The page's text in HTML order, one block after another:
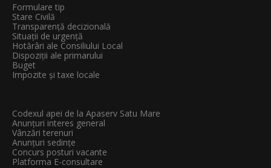
Formulare tip
Stare Civilă
Transparenţă decizională
Situații de urgență
Hotărâri ale Consiliului Local
Dispoziții ale primarului
Buget
Impozite și taxe locale
Codexul apei de la Apaserv Satu Mare
Anunțuri interes general
Vânzări terenuri
Anunțuri sedințe
Concurs posturi vacante
Platforma E-consultare